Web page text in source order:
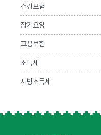
건강보험
장기요양
고용보험
소득세
지방소득세